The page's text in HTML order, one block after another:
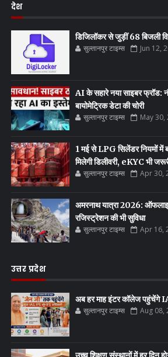
देश
डिजिलॉकर से जुड़ीं 68 बिजली
सुल्तानपुर टाइम्स Jun 12,
AI के सहारे नया साइबर फ्रॉड:
बायोमेट्रिक डेटा की चोरी
सुल्तानपुर टाइम्स May 30,
1 मई से LPG सिलेंडर नियमों में
मिलेगी डिलीवरी, eKYC भी
सुल्तानपुर टाइम्स Apr 30,
अमरनाथ यात्रा 2026:
रजिस्ट्रेशन की भी सुविधा
सुल्तानपुर टाइम्स Apr 16,
उत्तर प्रदेश
अब हर माह इंटर कॉलेज पहुंचेंगे
सुल्तानपुर टाइम्स Aug 08,